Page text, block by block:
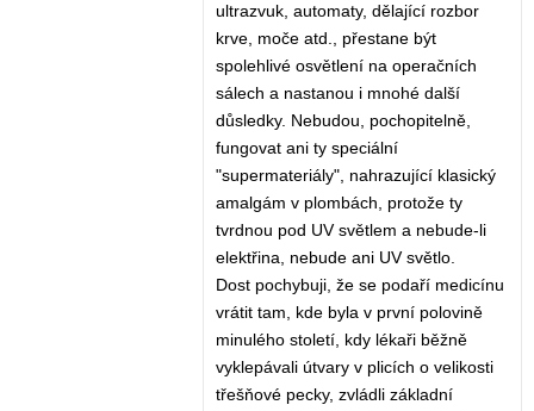
ultrazvuk, automaty, dělající rozbor
krve, moče atd., přestane být
spolehlivé osvětlení na operačních
sálech a nastanou i mnohé další
důsledky. Nebudou, pochopitelně,
fungovat ani ty speciální
"supermateriály", nahrazující klasický
amalgám v plombách, protože ty
tvrdnou pod UV světlem a nebude-li
elektřina, nebude ani UV světlo.
Dost pochybuji, že se podaří medicínu
vrátit tam, kde byla v první polovině
minulého století, kdy lékaři běžně
vyklepávali útvary v plicích o velikosti
třešňové pecky, zvládli základní